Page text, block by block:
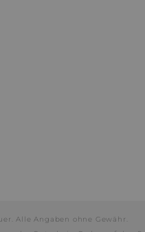
Alle Angaben ohne Gewähr.